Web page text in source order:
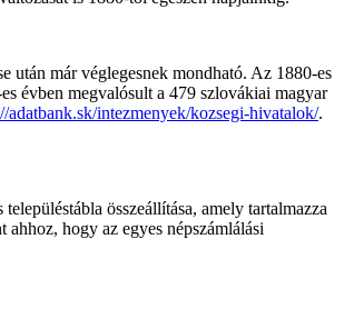
után már véglegesnek mondható. Az 1880-es
évben megvalósult a 479 szlovákiai magyar
adatbank.sk/intezmenyek/kozsegi-hivatalok/.
összeállítása, amely tartalmazza
ahhoz, hogy az egyes népszámlálási